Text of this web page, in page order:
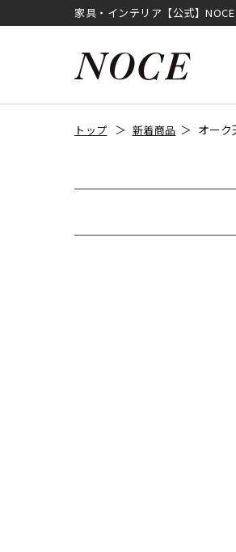
家具・インテリア【公式】
トップ 新着商品 オーク